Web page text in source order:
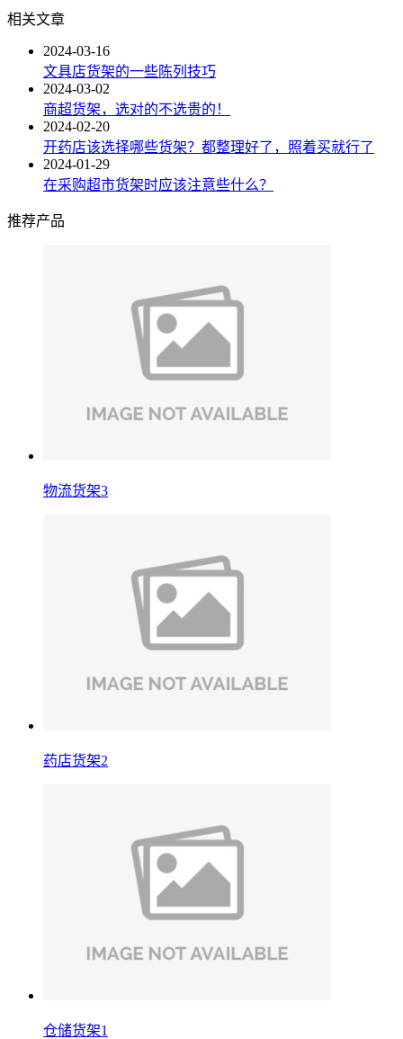
相关文章
2024-03-16
文具店货架的一些陈列技巧
2024-03-02
商超货架，选对的不选贵的！
2024-02-20
开药店该选择哪些货架？都整理好了，照着买就行了
2024-01-29
在采购超市货架时应该注意些什么？
推荐产品
物流货架3
药店货架2
仓储货架1